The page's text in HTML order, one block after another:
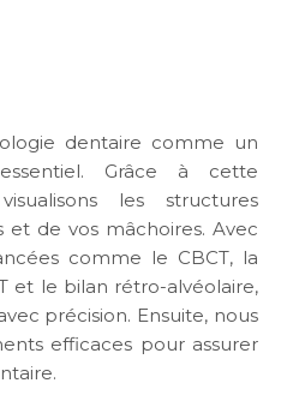
dentaire comme un
Grâce à cette
les structures
et de vos mâchoires. Avec
comme le CBCT, la
et le bilan rétro-alvéolaire,
précision. Ensuite, nous
efficaces pour assurer